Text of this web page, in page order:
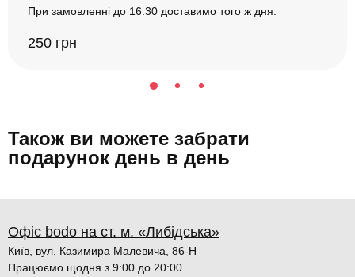
При замовленні до 16:30 доставимо того ж дня.
250 грн
Також ви можете забрати
подарунок день в день
Офіс bodo на ст. м. «Либідська»
Київ, вул. Казимира Малевича, 86-Н
Працюємо щодня з 9:00 до 20:00